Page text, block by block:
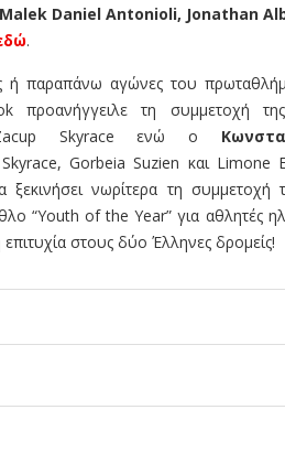
Malek Daniel Antonioli, Jonathan
.
ή παραπάνω αγώνες του
τη συμμετοχή
Skyrace ενώ ο
Gorbeia Suzien και Limone
νωρίτερα τη συμμετοχή
“Youth of the Year” για αθλητές
στους δύο Έλληνες δρομείς!